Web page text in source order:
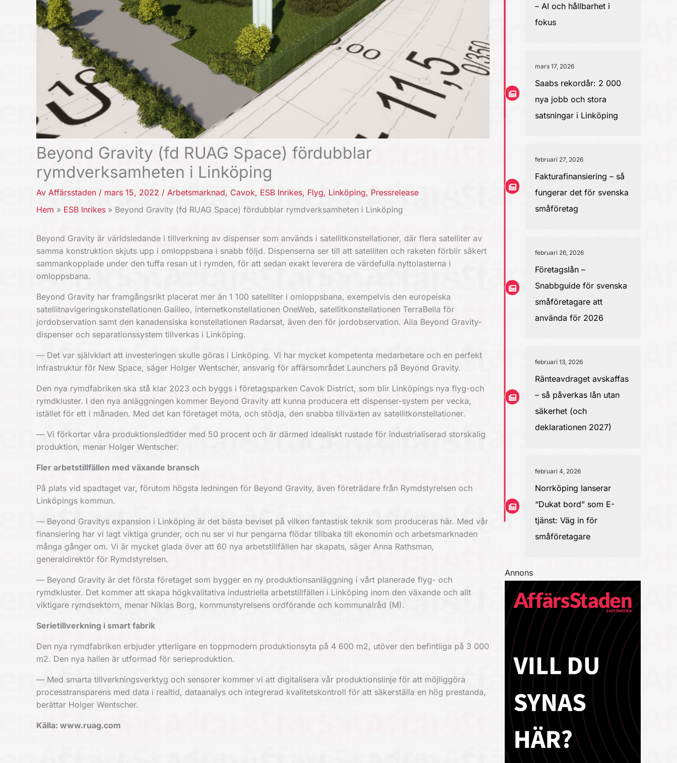
Beyond Gravity (fd RUAG Space) fördubblar
rymdverksamheten i Linköping
Av Affärsstaden / mars 15, 2022 / Arbetsmarknad, Cavok, ESB Inrikes, Flyg, Linköping, Pressrelease
Hem
ESB Inrikes Beyond Gravity (fd RUAG Space) fördubblar rymdverksamheten i Linköping
Beyond Gravity är världsledande i tillverkning av dispenser som används i satellitkonstellationer, där flera satelliter av
samma konstruktion skjuts upp i omloppsbana i snabb följd. Dispenserna ser till att satelliten och raketen förblir säkert
sammankopplade under den tuffa resan ut i rymden, för att sedan exakt leverera de värdefulla nyttolasterna i
omloppsbana.
Beyond Gravity har framgångsrikt placerat mer än 1 100 satelliter i omloppsbana, exempelvis den europeiska
satellitnavigeringskonstellationen Galileo, internetkonstellationen OneWeb, satellitkonstellationen TerraBella för
jordobservation samt den kanadensiska konstellationen Radarsat, även den för jordobservation. Alla Beyond Gravity-
dispenser och separationssystem tillverkas i Linköping.
— Det var självklart att investeringen skulle göras i Linköping. Vi har mycket kompetenta medarbetare och en perfekt
infrastruktur för New Space, säger Holger Wentscher, ansvarig för affärsområdet Launchers på Beyond Gravity.
Den nya rymdfabriken ska stå klar 2023 och byggs i företagsparken Cavok District, som blir Linköpings nya flyg-och
rymdkluster. I den nya anläggningen kommer Beyond Gravity att kunna producera ett dispenser-system per vecka,
istället för ett i månaden. Med det kan företaget möta, och stödja, den snabba tillväxten av satellitkonstellationer.
— Vi förkortar våra produktionsledtider med 50 procent och är därmed idealiskt rustade för industrialiserad storskalig
produktion, menar Holger Wentscher.
Fler arbetstillfällen med växande bransch
På plats vid spadtaget var, förutom högsta ledningen för Beyond Gravity, även företrädare från Rymdstyrelsen och
Linköpings kommun.
— Beyond Gravitys expansion i Linköping är det bästa beviset på vilken fantastisk teknik som produceras här. Med vår
finansiering har vi lagt viktiga grunder, och nu ser vi hur pengarna flödar tillbaka till ekonomin och arbetsmarknaden
många gånger om. Vi är mycket glada över att 60 nya arbetstillfällen har skapats, säger Anna Rathsman,
generaldirektör för Rymdstyrelsen.
— Beyond Gravity är det första företaget som bygger en ny produktionsanläggning i vårt planerade flyg- och
rymdkluster. Det kommer att skapa högkvalitativa industriella arbetstillfällen i Linköping inom den växande och allt
viktigare rymdsektorn, menar Niklas Borg, kommunstyrelsens ordförande och kommunalråd (M).
Serietillverkning i smart fabrik
Den nya rymdfabriken erbjuder ytterligare en toppmodern produktionsyta på 4 600 m2, utöver den befintliga på 3 000
m2. Den nya hallen är utformad för serieproduktion.
— Med smarta tillverkningsverktyg och sensorer kommer vi att digitalisera vår produktionslinje för att möjliggöra
processtransparens med data i realtid, dataanalys och integrerad kvalitetskontroll för att säkerställa en hög prestanda,
berättar Holger Wentscher.
Källa: www.ruag.com
– AI och hållbarhet i
fokus
mars 17, 2026
Saabs rekordår: 2 000
nya jobb och stora
satsningar i Linköping
februari 27, 2026
Fakturafinansiering – så
fungerar det för svenska
småföretag
februari 26, 2026
Företagslån –
Snabbguide för svenska
småföretagare att
använda för 2026
februari 13, 2026
Ränteavdraget avskaffas
– så påverkas lån utan
säkerhet (och
deklarationen 2027)
februari 4, 2026
Norrköping lanserar
“Dukat bord” som E-
tjänst: Väg in för
småföretagare
Annons